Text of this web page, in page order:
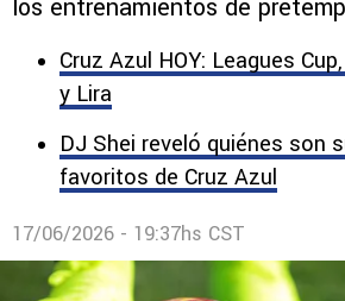
para este jueves 18 de junio
los entrenamientos de
Cruz Azul HOY: Leagues
y Lira
DJ Shei reveló quiénes son
favoritos de Cruz Azul